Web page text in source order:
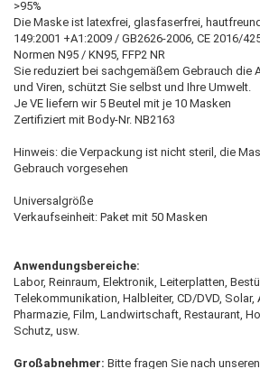
>95%
Die Maske ist latexfrei, glasfaserfrei,
149:2001 +A1:2009 / GB2626-2006, CE 2016/
Normen N95 / KN95, FFP2 NR
Sie reduziert bei sachgemäßem Gebrauch die
und Viren, schützt Sie selbst und Ihre Umwelt.
Je VE liefern wir 5 Beutel mit je 10 Masken
Zertifiziert mit Body-Nr. NB2163
Hinweis: die Verpackung ist nicht steril, die
Gebrauch vorgesehen
Universalgröße
Verkaufseinheit: Paket mit 50 Masken
Anwendungsbereiche:
Labor, Reinraum, Elektronik, Leiterplatten,
Telekommunikation, Halbleiter, CD/DVD, Solar,
Pharmazie, Film, Landwirtschaft, Restaurant,
Schutz, usw.
Großabnehmer: Bitte fragen Sie nach